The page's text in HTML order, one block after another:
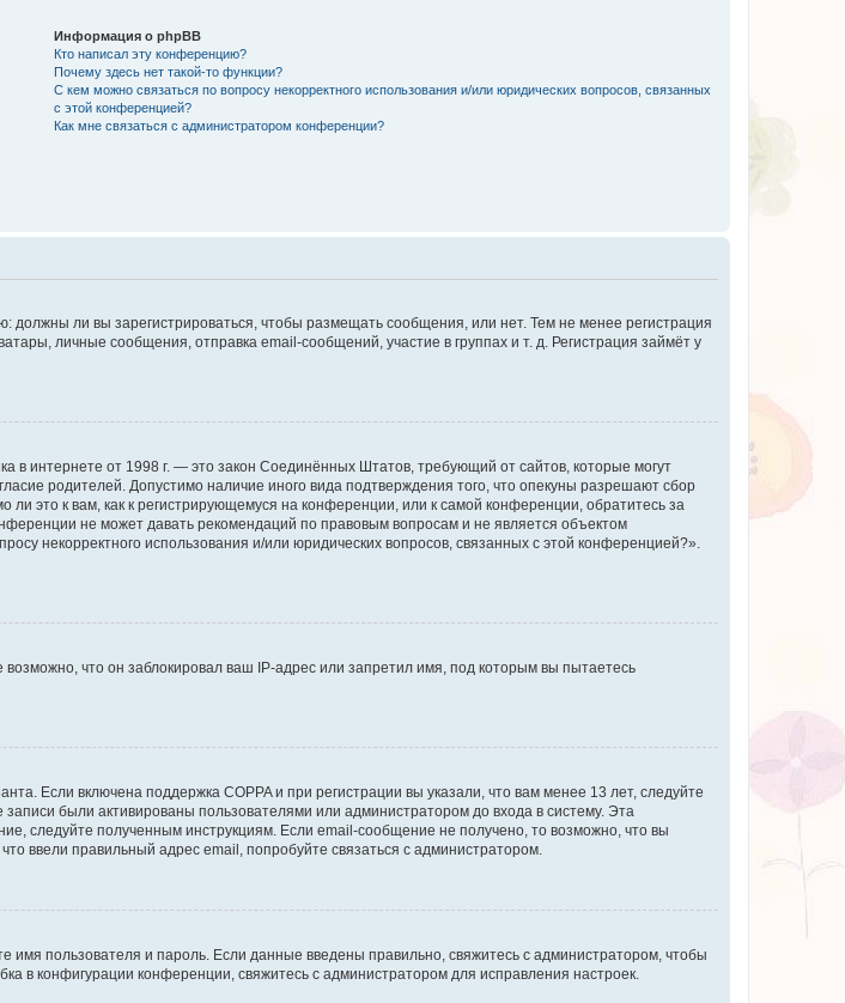
Информация о phpBB
Кто написал эту конференцию?
Почему здесь нет такой-то функции?
С кем можно связаться по вопросу некорректного использования и/или юридических вопросов, связанных
с этой конференцией?
Как мне связаться с администратором конференции?
должны ли вы зарегистрироваться, чтобы размещать сообщения, или нет. Тем не менее регистрация
личные сообщения, отправка email-сообщений, участие в группах и т. д. Регистрация займёт у
в интернете от 1998 г. — это закон Соединённых Штатов, требующий от сайтов, которые могут
родителей. Допустимо наличие иного вида подтверждения того, что опекуны разрешают сбор
это к вам, как к регистрирующемуся на конференции, или к самой конференции, обратитесь за
не может давать рекомендаций по правовым вопросам и не является объектом
некорректного использования и/или юридических вопросов, связанных с этой конференцией?».
что он заблокировал ваш IP-адрес или запретил имя, под которым вы пытаетесь
Если включена поддержка COPPA и при регистрации вы указали, что вам менее 13 лет, следуйте
были активированы пользователями или администратором до входа в систему. Эта
следуйте полученным инструкциям. Если email-сообщение не получено, то возможно, что вы
ввели правильный адрес email, попробуйте связаться с администратором.
имя пользователя и пароль. Если данные введены правильно, свяжитесь с администратором, чтобы
в конфигурации конференции, свяжитесь с администратором для исправления настроек.